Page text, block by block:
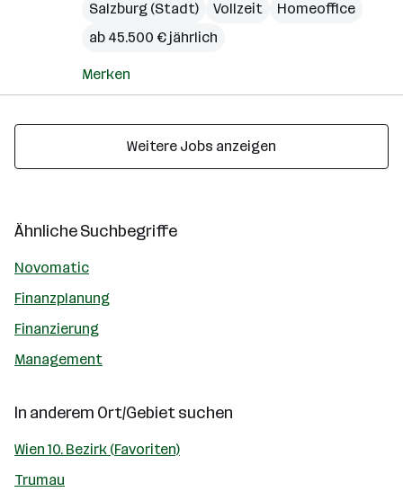
Salzburg (Stadt)
Vollzeit
Homeoffice
ab 45.500 € jährlich
Merken
Weitere Jobs anzeigen
Ähnliche Suchbegriffe
Novomatic
Finanzplanung
Finanzierung
Management
In anderem Ort/Gebiet suchen
Wien 10. Bezirk (Favoriten)
Trumau